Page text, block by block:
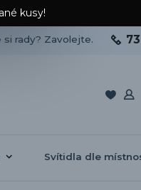
kusy!
si rady? Zavolejte.
Svítidla dle